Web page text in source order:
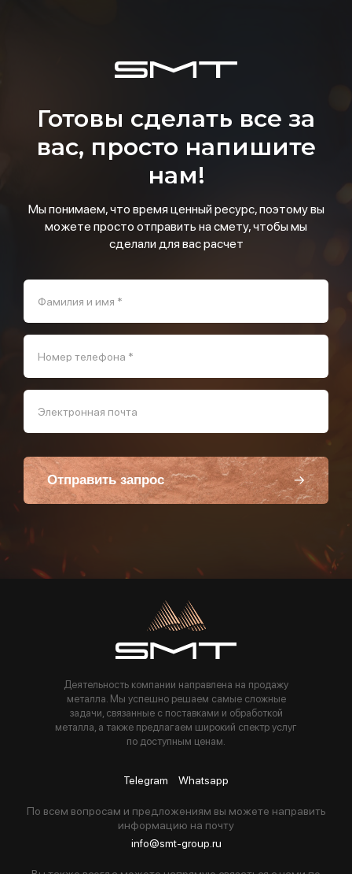
Готовы сделать все за
вас, просто напишите
нам!
Мы понимаем, что время ценный ресурс, поэтому вы
можете просто отправить на смету, чтобы мы
сделали для вас расчет
Фамилия и имя *
Номер телефона *
Электронная почта
Отправить запрос
Пользуясь данной формой вы соглашаетесь с политикой компании
Деятельность компании направлена на продажу
металла. Мы успешно решаем самые сложные
задачи, связанные с поставками и обработкой
металла, а также предлагаем широкий спектр услуг
по доступным ценам.
Telegram Whatsapp
По всем вопросам и предложениям вы можете направить
информацию на почту
info@smt-group.ru